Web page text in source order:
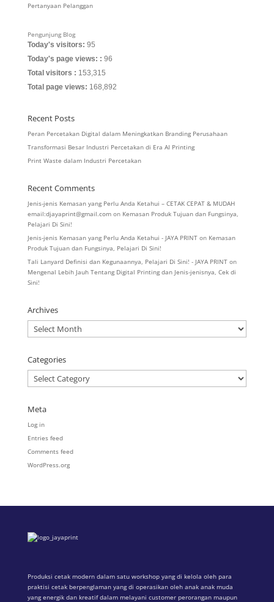
Pertanyaan Pelanggan
Pengunjung Blog
Today's visitors: 95
Today's page views: : 96
Total visitors : 153,315
Total page views: 168,892
Recent Posts
Peran Percetakan Digital dalam Meningkatkan Branding Perusahaan
Transformasi Besar Industri Percetakan di Era AI Printing
Print Waste dalam Industri Percetakan
Recent Comments
Jenis-jenis Kemasan yang Perlu Anda Ketahui – CETAK CEPAT & MUDAH
email:djayaprint@gmail.comon Kemasan Produk Tujuan dan Fungsinya,
Pelajari Di Sini!
Jenis-jenis Kemasan yang Perlu Anda Ketahui - JAYA PRINTon Kemasan
Produk Tujuan dan Fungsinya, Pelajari Di Sini!
Tali Lanyard Definisi dan Kegunaannya, Pelajari Di Sini! - JAYA PRINTon
Mengenal Lebih Jauh Tentang Digital Printing dan Jenis-jenisnya, Cek di
Sini!
Archives
Archives
Categories
Categories
Meta
Log in
Entries feed
Comments feed
WordPress.org
Produksi cetak modern dalam satu workshop yang di kelola oleh para
praktisi cetak berpenglaman yang di operasikan oleh anak anak muda
yang energik dan kreatif dalam melayani customer perorangan maupun